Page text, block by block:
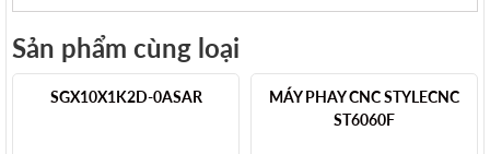
Sản phẩm cùng loại
SGX10X1K2D-0ASAR
MÁY PHAY CNC STYLECNC
ST6060F